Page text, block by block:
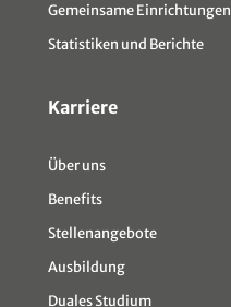
Gemeinsame Einrichtungen
Statistiken und Berichte
Karriere
Über uns
Benefits
Stellenangebote
Ausbildung
Duales Studium